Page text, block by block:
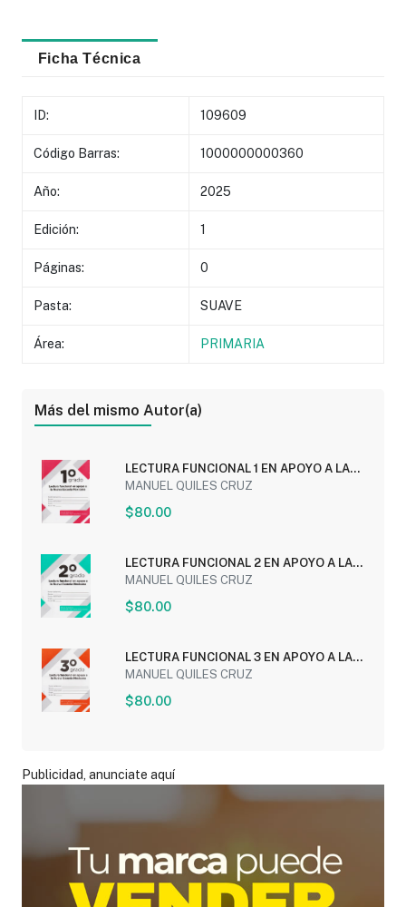
Ficha Técnica
ID: 109609
Código Barras: 1000000000360
Año: 2025
Edición: 1
Páginas: 0
Pasta: SUAVE
Área: PRIMARIA
Más del mismo Autor(a)
LECTURA FUNCIONAL 1 EN APOYO A LA
NUEVA ESCUELA...
MANUEL QUILES CRUZ
$80.00
LECTURA FUNCIONAL 2 EN APOYO A LA
NUEVA ESCUELA...
MANUEL QUILES CRUZ
$80.00
LECTURA FUNCIONAL 3 EN APOYO A LA
NUEVA ESCUELA...
MANUEL QUILES CRUZ
$80.00
Publicidad, anunciate aquí